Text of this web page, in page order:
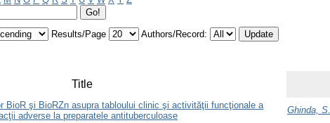
Results/Page
Authors/Record:
Title
BioR şi BioRZn asupra tabloului clinic şi activităţii funcţionale a
adverse la preparatele antituberculoase
Ghinda, S.